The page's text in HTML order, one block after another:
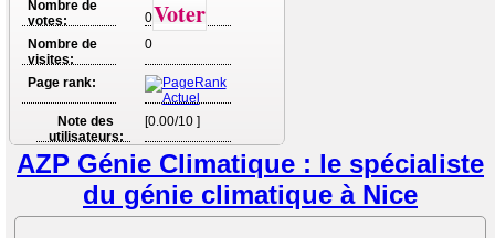
Nombre de
votes:
0Voter
Nombre de
visites:
0
Page rank:
Note des
utilisateurs:
[0.00/10 ]
AZP Génie Climatique : le spécialiste
du génie climatique à Nice